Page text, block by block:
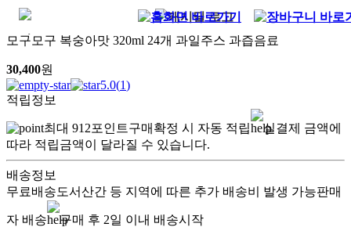
모구모구 복숭아맛 320ml 24개 과일주스 과즙음료
30,400원
5.0(1)
적립정보
최대 912포인트구매확정 시 자동 적립
실결제 금액에
따라 적립금액이 달라질 수 있습니다.
배송정보
무료배송도서산간 등 지역에 따른 추가 배송비 발생 가능판매
자 배송 구매 후 2일 이내 배송시작